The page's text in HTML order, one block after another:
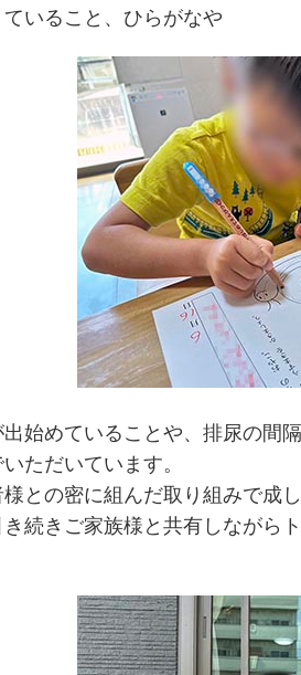
いること、ひらがなや
始めていることや、排尿の間
ただいています。
との密に組んだ取り組みで成
き続きご家族様と共有しながら